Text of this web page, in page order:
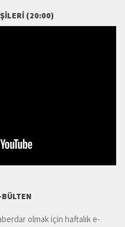
(20:00)
olmak için haftalık e-